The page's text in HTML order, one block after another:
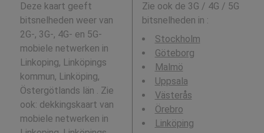
Deze kaart geeft
bitsnelheden weer van
2G-, 3G-, 4G- en 5G-
mobiele netwerken in
Linkoping, Linköpings
kommun, Linköping,
Östergötlands län . Zie
ook: dekkingskaart van
mobiele netwerken in
Zie ook de 3G / 4G / 5G
bitsnelheden in :
Stockholm
Göteborg
Malmö
Uppsala
Västerås
Örebro
Linköping